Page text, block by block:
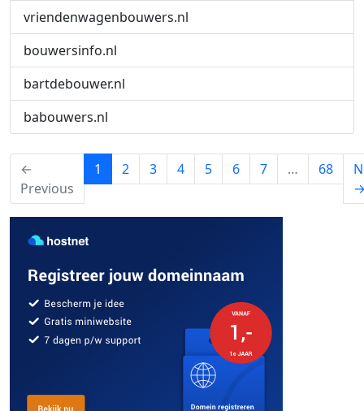
vriendenwagenbouwers.nl
bouwersinfo.nl
bartdebouwer.nl
babouwers.nl
←
Previous
1 (current)
2 3 4 5 6 7 … 68